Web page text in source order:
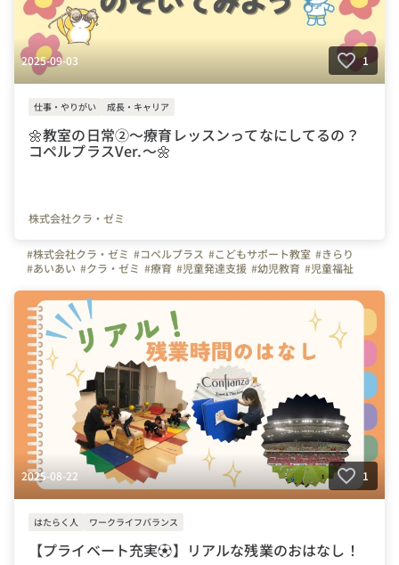
2025-09-03 1
仕事・やりがい 成長・キャリア
🌼教室の日常②～療育レッスンってなにしてるの？
コペルプラスVer.～🌼
株式会社クラ・ゼミ
#株式会社クラ・ゼミ #コペルプラス #こどもサポート教室 #きらり
#あいあい #クラ・ゼミ #療育 #児童発達支援 #幼児教育 #児童福祉
#1日の流れ #放課後等デイサービス #学童 #仕事内容 #レッスン
2025-08-22 1
はたらく人 ワークライフバランス
【プライベート充実⚽️】リアルな残業のおはなし！